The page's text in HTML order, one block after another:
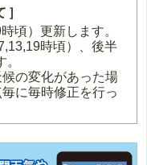
頃）更新します。
時頃）、後半
の変化があった場
に毎時修正を行っ